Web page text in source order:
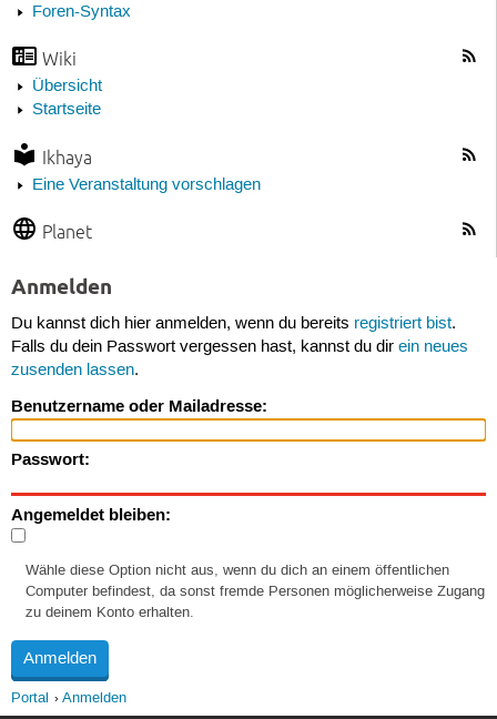
Foren-Syntax
Wiki
Übersicht
Startseite
Ikhaya
Eine Veranstaltung vorschlagen
Planet
Anmelden
Du kannst dich hier anmelden, wenn du bereits registriert bist.
Falls du dein Passwort vergessen hast, kannst du dir ein neues
zusenden lassen.
Benutzername oder Mailadresse:
Passwort:
Angemeldet bleiben:
Wähle diese Option nicht aus, wenn du dich an einem öffentlichen
Computer befindest, da sonst fremde Personen möglicherweise Zugang
zu deinem Konto erhalten.
Portal Anmelden